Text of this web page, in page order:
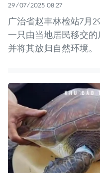
29/07/2025 08:27
广治省赵丰林检站7月
一只由当地居民移交的
并将其放归自然环境。